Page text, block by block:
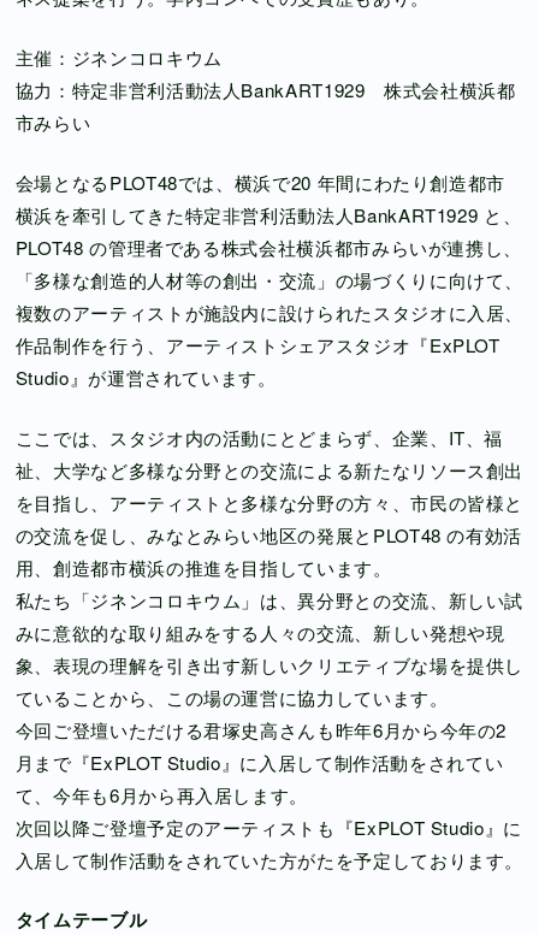
主催：ジネンコロキウム
協力：特定非営利活動法人BankART1929 株式会社横浜都
市みらい
会場となるPLOT48では、横浜で20 年間にわたり創造都市
横浜を牽引してきた特定非営利活動法人BankART1929 と、
PLOT48 の管理者である株式会社横浜都市みらいが連携し、
「多様な創造的人材等の創出・交流」の場づくりに向けて、
複数のアーティストが施設内に設けられたスタジオに入居、
作品制作を行う、アーティストシェアスタジオ『ExPLOT
Studio』が運営されています。
ここでは、スタジオ内の活動にとどまらず、企業、IT、福
祉、大学など多様な分野との交流による新たなリソース創出
を目指し、アーティストと多様な分野の方々、市民の皆様と
の交流を促し、みなとみらい地区の発展とPLOT48 の有効活
用、創造都市横浜の推進を目指しています。
私たち「ジネンコロキウム」は、異分野との交流、新しい試
みに意欲的な取り組みをする人々の交流、新しい発想や現
象、表現の理解を引き出す新しいクリエティブな場を提供し
ていることから、この場の運営に協力しています。
今回ご登壇いただける君塚史高さんも昨年6月から今年の2
月まで『ExPLOT Studio』に入居して制作活動をされてい
て、今年も6月から再入居します。
次回以降ご登壇予定のアーティストも『ExPLOT Studio』に
入居して制作活動をされていた方がたを予定しております。
タイムテーブル